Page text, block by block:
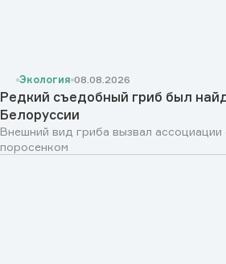
Экология 08.08.2026
Редкий съедобный гриб был
Белоруссии
Внешний вид гриба вызвал ассоциации
поросенком